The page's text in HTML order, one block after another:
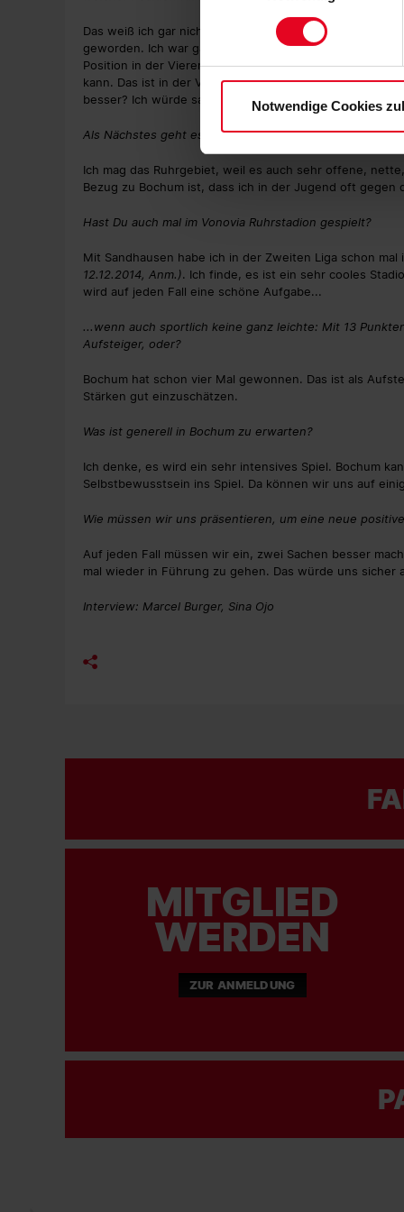
Soweit Sie „Notwendige
Notwendige Cookies
Das weiß ich gar nicht. Früher gab es das mit der
geworden. Ich war ganz früher Innenverteidiger und
Position in der Viererkette. In der Dreierkette gefällt
kann. Das ist in der Viererkette ein Stück schwieriger
besser? Ich würde sagen, beides ist okay.
Als Nächstes geht es gegen Bochum. Welchen Bezug
Ich mag das Ruhrgebiet, weil es auch sehr offene,
Bezug zu Bochum ist, dass ich in der Jugend oft gegen
Hast Du auch mal im Vonovia Ruhrstadion gespielt?
Mit Sandhausen habe ich in der Zweiten Liga schon
12.12.2014, Anm.). Ich finde, es ist ein sehr cooles
wird auf jeden Fall eine schöne Aufgabe...
...wenn auch sportlich keine ganz leichte: Mit 13
Aufsteiger, oder?
Bochum hat schon vier Mal gewonnen. Das ist als
Stärken gut einzuschätzen.
Was ist generell in Bochum zu erwarten?
Ich denke, es wird ein sehr intensives Spiel. Bochum
Selbstbewusstsein ins Spiel. Da können wir uns auf
Wie müssen wir uns präsentieren, um eine neue
Auf jeden Fall müssen wir ein, zwei Sachen besser
mal wieder in Führung zu gehen. Das würde uns sicher
Interview: Marcel Burger, Sina Ojo
MITGLIED
WERDEN
ZUR ANMELDUNG